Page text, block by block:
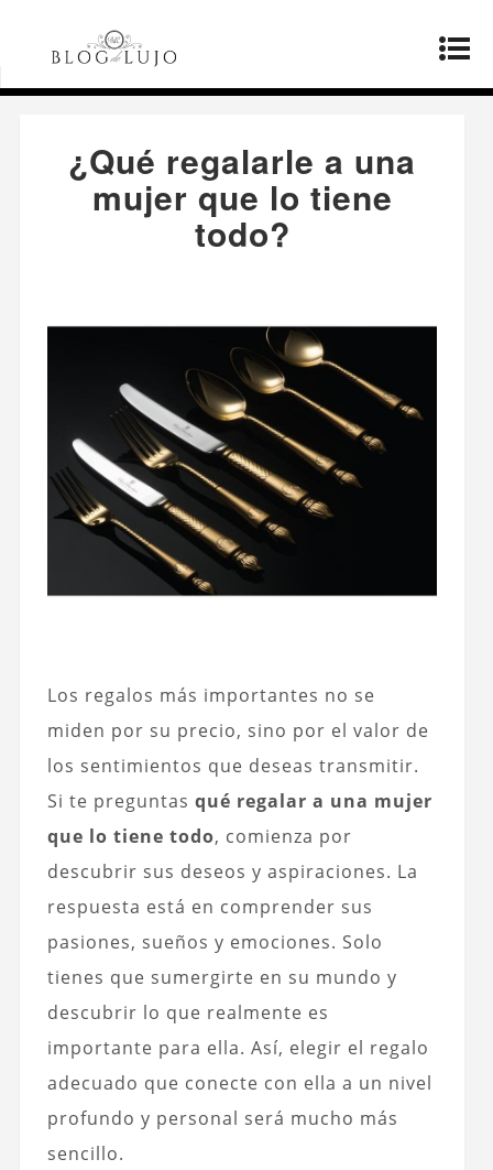
Página principal
¿Qué regalarle a
una mujer que lo tiene todo?
¿Qué regalarle a una
mujer que lo tiene
todo?
Los regalos más importantes no se
miden por su precio, sino por el valor de
los sentimientos que deseas transmitir.
Si te preguntas qué regalar a una mujer
que lo tiene todo, comienza por
descubrir sus deseos y aspiraciones. La
respuesta está en comprender sus
pasiones, sueños y emociones. Solo
tienes que sumergirte en su mundo y
descubrir lo que realmente es
importante para ella. Así, elegir el regalo
adecuado que conecte con ella a un nivel
profundo y personal será mucho más
sencillo.